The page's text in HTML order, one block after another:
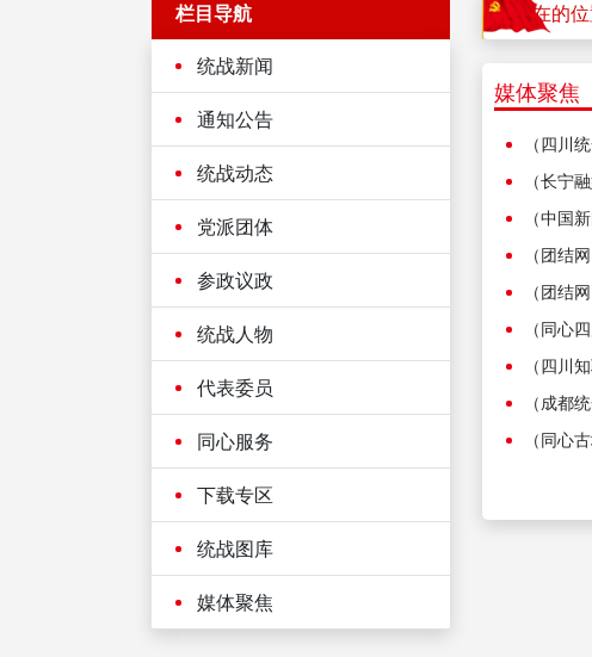
栏目导航
统战新闻
通知公告
统战动态
党派团体
参政议政
统战人物
代表委员
同心服务
下载专区
统战图库
媒体聚焦
您现在的位
媒体聚焦
（四川
（长宁
（中国
（团结
（团结
（同心
（四川
（成都
（同心